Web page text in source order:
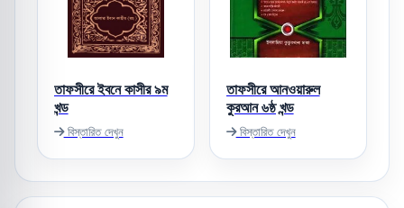
তাফসীরে ইবনে কাসীর ৯ম
খন্ড
বিস্তারিত দেখুন
তাফসীরে আনওয়ারুল
কুরআন ৬ষ্ঠ খন্ড
বিস্তারিত দেখুন